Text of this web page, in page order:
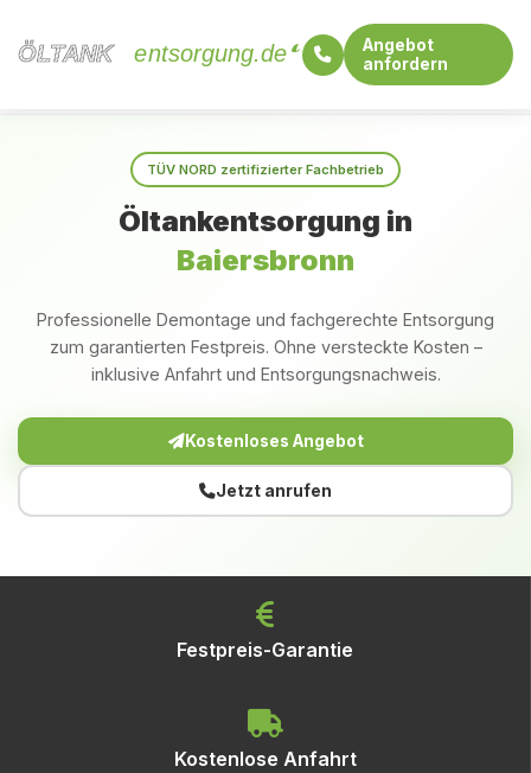
ÖLTANK
ÖLTANK entsorgung.de
Angebot
anfordern
TÜV NORD zertifizierter Fachbetrieb
Öltankentsorgung in
Baiersbronn
Professionelle Demontage und fachgerechte Entsorgung
zum garantierten Festpreis. Ohne versteckte Kosten –
inklusive Anfahrt und Entsorgungsnachweis.
Kostenloses Angebot
Jetzt anrufen
Festpreis-Garantie
Kostenlose Anfahrt